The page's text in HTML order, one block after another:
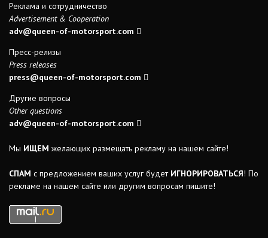
Реклама и сотрудничество
Advertisement & Cooperation
adv@queen-of-motorsport.com
Пресс-релизы
Press releases
press@queen-of-motorsport.com
Другие вопросы
Other questions
adv@queen-of-motorsport.com
Мы ИЩЕМ желающих размещать рекламу на нашем сайте!
СПАМ с предложением ваших услуг будет ИГНОРИРОВАТЬСЯ! По
рекламе на нашем сайте или другим вопросам пишите!